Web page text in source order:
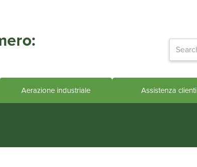
Aerazione industriale Assistenza clienti